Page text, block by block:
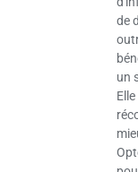
de
un